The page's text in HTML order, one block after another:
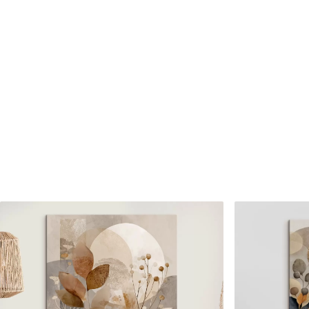
✓
✓Biztonságos, szagtalan tinta
Vászonhatású felület
Környezetbarát anyag
✓
Vászonhatású felület
Környezetbarát anyag